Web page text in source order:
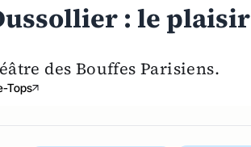
: le plaisir
des Bouffes Parisiens.
Tops